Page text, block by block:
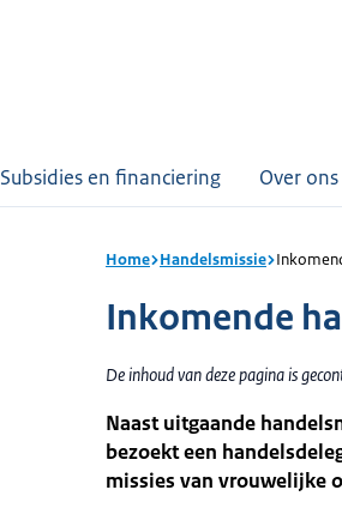
Subsidies en financiering Over ons
Home Handelsmissie
Inkomende
De inhoud van deze pagina is
Naast uitgaande
bezoekt een
missies van vrouwelijke